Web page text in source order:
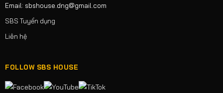
Email: sbshouse.dng@gmail.com
SBS Tuyển dụng
Liên hệ
FOLLOW SBS HOUSE